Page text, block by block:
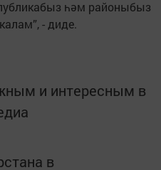
һәм районыбыз
- диде.
и интересным в
в